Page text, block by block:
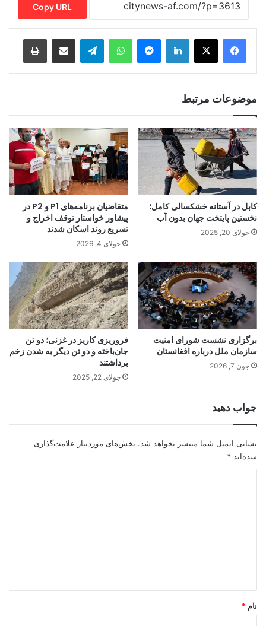
Copy URL
LinkedIn
Messenger
WhatsApp
Telegram
Share via Email
Print
موضوعات مرتبط
کابل در آستانه خشکسالی کامل؛
نخستین پایتخت جهان بدون آب
جولای 20, 2025
متقاضیان برنامه‌های P1 و P2 در
پیشاور خواستار توقف اخراج و
تسریع روند اسکان شدند
جولای 4, 2026
برگزاری نشست شورای امنیت
سازمان ملل درباره افغانستان
جون 7, 2026
فروریزی کاریز در غزنی؛ دو تن
جان‌باخته و دو تن دیگر به شدن زخم
برداشتند
جولای 22, 2025
جواب دهید
نشانی ایمیل شما منتشر نخواهد شد. بخش‌های موردنیاز علامت‌گذاری
شده‌اند *
نام *